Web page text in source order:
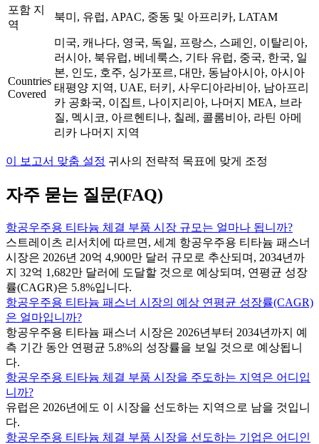
포함 지
역
북미, 유럽, APAC, 중동 및 아프리카, LATAM
Countries
Covered
미국, 캐나다, 영국, 독일, 프랑스, 스페인, 이탈리아,
러시아, 북유럽, 베네룩스, 기타 유럽, 중국, 한국, 일
본, 인도, 호주, 싱가포르, 대만, 동남아시아, 아시아
태평양 지역, UAE, 터키, 사우디아라비아, 남아프리
카 공화국, 이집트, 나이지리아, 나머지 MEA, 브라
질, 멕시코, 아르헨티나, 칠레, 콜롬비아, 라틴 아메
리카 나머지 지역
이 보고서 맞춤 설정 귀사의 전략적 목표에 맞게 조정
자주 묻는 질문(FAQ)
항공우주용 티타늄 체결 부품 시장 규모는 얼마나 됩니까?
스트레이츠 리서치에 따르면, 세계 항공우주용 티타늄 패스너
시장은 2026년 20억 4,900만 달러 규모로 추산되며, 2034년까
지 32억 1,682만 달러에 도달할 것으로 예상되며, 연평균 성장
률(CAGR)은 5.8%입니다.
항공우주용 티타늄 패스너 시장의 예상 연평균 성장률(CAGR)
은 얼마입니까?
항공우주용 티타늄 패스너 시장은 2026년부터 2034년까지 예
측 기간 동안 연평균 5.8%의 성장률을 보일 것으로 예상됩니
다.
항공우주용 티타늄 체결 부품 시장을 주도하는 지역은 어디입
니까?
유럽은 2026년에도 이 시장을 선도하는 지역으로 남을 것입니
다.
항공우주용 티타늄 체결 부품 시장을 선도하는 기업은 어디인